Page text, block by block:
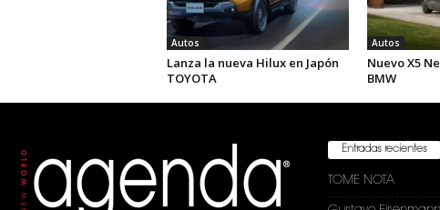
Autos
Lanza la nueva Hilux en Japón
TOYOTA
Autos
Nuevo X5
BMW
Entradas recientes
TOME NOTA